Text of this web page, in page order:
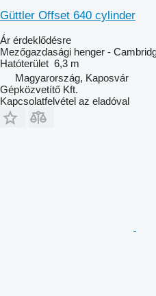
Güttler Offset 640 cylinder
Ár érdeklődésre
Mezőgazdasági henger -
Hatóterület 6,3 m
Magyarország, Kaposvár
Gépközvetítő Kft.
Kapcsolatfelvétel az eladóval